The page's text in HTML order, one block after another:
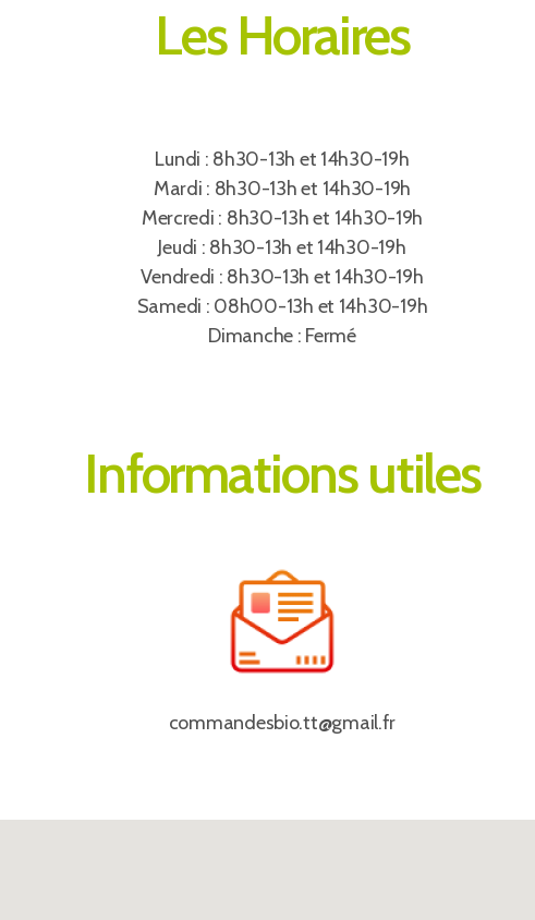
Les Horaires
Lundi : 8h30-13h et 14h30-19h
Mardi : 8h30-13h et 14h30-19h
Mercredi : 8h30-13h et 14h30-19h
Jeudi : 8h30-13h et 14h30-19h
Vendredi : 8h30-13h et 14h30-19h
Samedi : 08h00-13h et 14h30-19h
Dimanche : Fermé
Informations utiles
commandesbio.tt@gmail.fr